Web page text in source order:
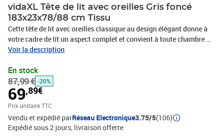
vidaXL Tête de lit avec oreilles Gris foncé
183x23x78/88 cm Tissu
Cette tête de lit avec oreilles classique au design élégant donne à
votre cadre de lit un aspect complet et convient à toute chambre à
coucher. Tissu durable : le tissu présente un aspect simple et
pieds en bois assurent la robustesse et la stabilité.Hauteur
réglable : la tête de lit est réglable en hauteur selon vos
préférences.Excellent soutien : la tête de lit vous offre un excellent
soutien du dos lorsque vous êtes assis dans votre lit pour lire ou
regarder la télévision. Remarque :La livraison comprend
uniquement la tête de lit. Le cadre de lit et le matelas ne sont pas
inclus. Vous pouvez consulter notre boutique pour les cadres et
Voir la description
En stock
87,99 € -20%
69,89€
Prix unitaire TTC
Vendu et expédié parRéseau Electronique3.75/5(106)
Expédié sous 2 jours livraison offerte